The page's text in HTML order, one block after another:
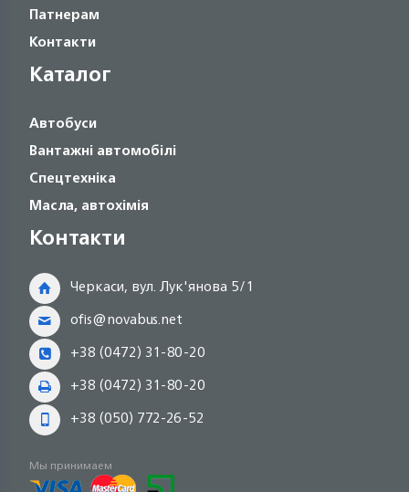
Патнерам
Контакти
Каталог
Автобуси
Вантажні автомобілі
Спецтехніка
Масла, автохімія
Контакти
Черкаси, вул. Лук'янова 5/1
ofis@novabus.net
+38 (0472) 31-80-20
+38 (0472) 31-80-20
+38 (050) 772-26-52
Мы принимаем